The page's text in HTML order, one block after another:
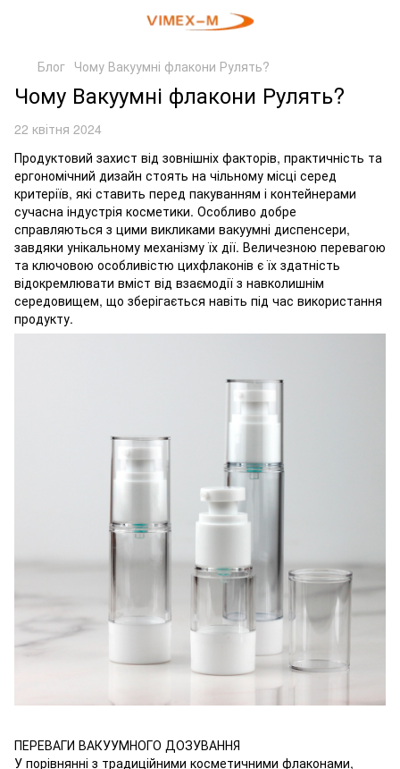
Блог Чому Вакуумні флакони Рулять?
Чому Вакуумні флакони Рулять?
22 квітня 2024
Продуктовий захист від зовнішніх факторів, практичність та
ергономічний дизайн стоять на чільному місці серед
критеріїв, які ставить перед пакуванням і контейнерами
сучасна індустрія косметики. Особливо добре
справляються з цими викликами вакуумні диспенсери,
завдяки унікальному механізму їх дії. Величезною перевагою
та ключовою особливістю цихфлаконів є їх здатність
відокремлювати вміст від взаємодії з навколишнім
середовищем, що зберігається навіть під час використання
продукту.
ПЕРЕВАГИ ВАКУУМНОГО ДОЗУВАННЯ
У порівнянні з традиційними косметичними флаконами,